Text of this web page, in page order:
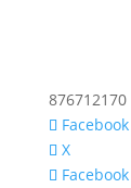
876712170
Facebook
X
Facebook